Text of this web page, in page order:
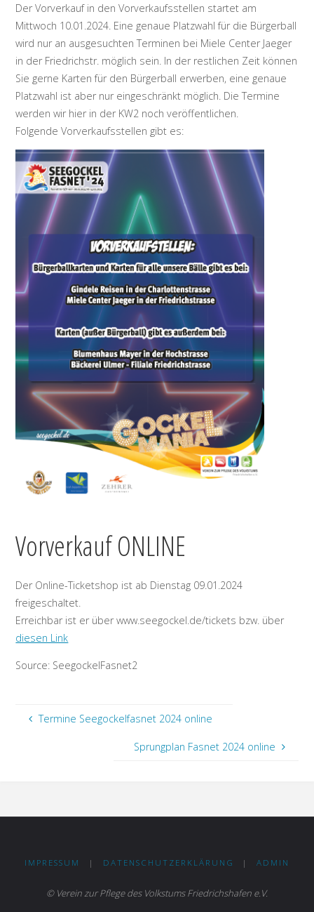
Der Vorverkauf in den Vorverkaufsstellen startet am
Mittwoch 10.01.2024. Eine genaue Platzwahl für die Bürgerball
wird nur an ausgesuchten Terminen bei Miele Center Jaeger
in der Friedrichstr. möglich sein. In der restlichen Zeit können
Sie gerne Karten für den Bürgerball erwerben, eine genaue
Platzwahl ist aber nur eingeschränkt möglich. Die Termine
werden wir hier in der KW2 noch veröffentlichen.
Folgende Vorverkaufsstellen gibt es:
Vorverkauf ONLINE
Der Online-Ticketshop ist ab Dienstag 09.01.2024
freigeschaltet.
Erreichbar ist er über www.seegockel.de/tickets bzw. über
diesen Link
Source: SeegockelFasnet2
Termine Seegockelfasnet 2024 online
Sprungplan Fasnet 2024 online
IMPRESSUM | DATENSCHUTZERKLÄRUNG | ADMIN
© Verein zur Pflege des Volkstums Friedrichshafen e.V.